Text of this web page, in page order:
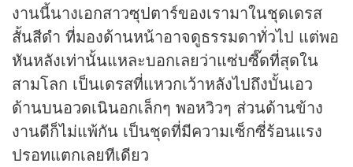
งานนี้นางเอกสาวซุปตาร์ของเรามาในชุดเดรส
สั้นสีดำ ที่มองด้านหน้าอาจดูธรรมดาทั่วไป แต่พอ
หันหลังเท่านั้นแหละบอกเลยว่าแซ่บซี๊ดที่สุดใน
สามโลก เป็นเดรสที่แหวกเว้าหลังไปถึงบั้นเอว
ด้านบนอวดเนินอกเล็กๆ พอหวิวๆ ส่วนด้านข้าง
งานดีก็ไม่แพ้กัน เป็นชุดที่มีความเซ็กซี่ร้อนแรง
ปรอทแตกเลยทีเดียว